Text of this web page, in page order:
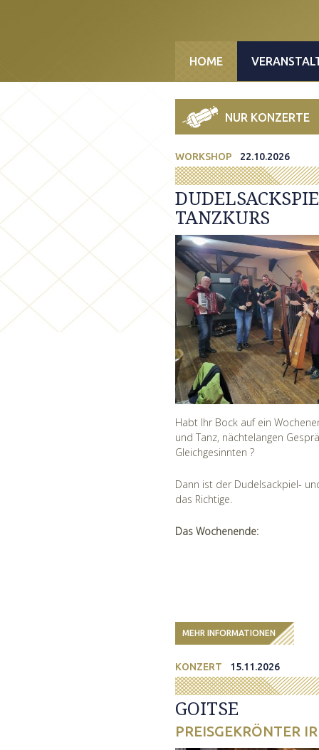
HOME
NUR KONZERTE
WORKSHOP 22.10.2026
TANZKURS
Habt Ihr Bock auf ein
und Tanz, nächtelangen
Gleichgesinnten ?
Dann ist der Dudelsackpiel-
das Richtige.
Das Wochenende:
MEHR INFORMATIONEN
KONZERT 15.11.2026
GOITSE
PREISGEKRÖNTER